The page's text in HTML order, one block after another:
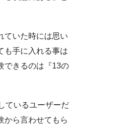
ていた時には思い
も手に入れる事は
できるのは『13の
ているユーザーだ
から言わせてもら